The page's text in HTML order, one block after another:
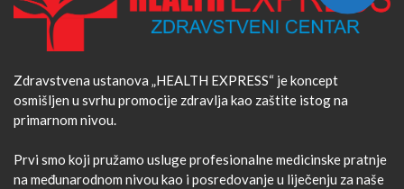
Zdravstvena ustanova „HEALTH EXPRESS“ je koncept
osmišljen u svrhu promocije zdravlja kao zaštite istog na
primarnom nivou.
Prvi smo koji pružamo usluge profesionalne medicinske pratnje
na međunarodnom nivou kao i posredovanje u liječenju za naše